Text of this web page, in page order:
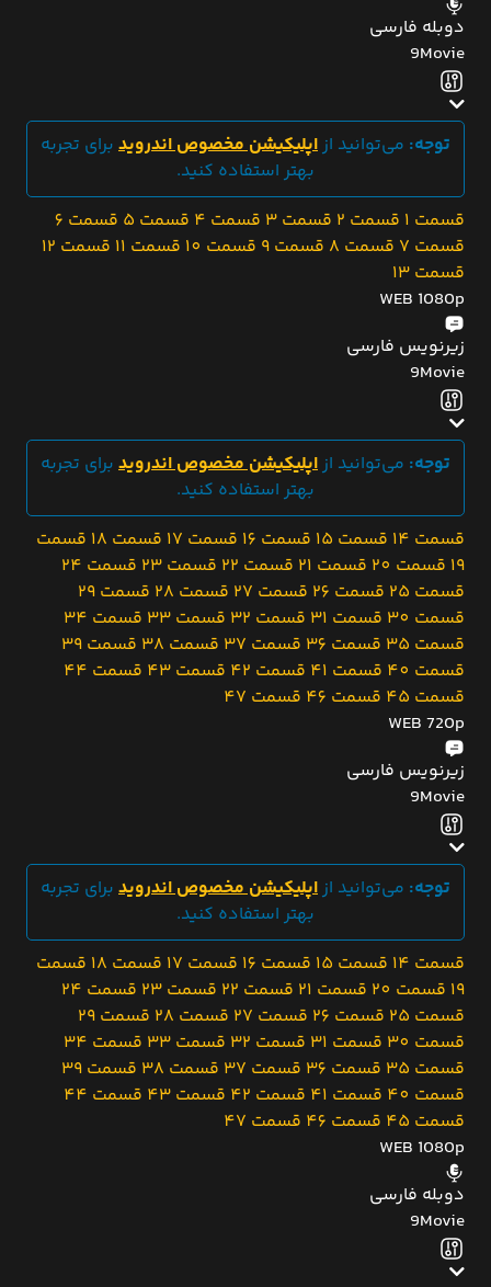
دوبله فارسی
9Movie
توجه: می‌توانید ازاپلیکیشن مخصوص اندروید برای تجربه
بهتر استفاده کنید.
قسمت 1 قسمت 2 قسمت 3 قسمت 4 قسمت 5
قسمت 6
قسمت 7
قسمت 8 قسمت 9 قسمت 10 قسمت 11
قسمت 12
قسمت 13
WEB 1080p
زیرنویس فارسی
9Movie
توجه: می‌توانید ازاپلیکیشن مخصوص اندروید برای تجربه
بهتر استفاده کنید.
قسمت 14
قسمت 15 قسمت 16 قسمت 17 قسمت 18
قسمت
19 قسمت 20 قسمت 21 قسمت 22 قسمت 23
قسمت 24
قسمت 25
قسمت 26 قسمت 27 قسمت 28
قسمت 29
قسمت 30
قسمت 31 قسمت 32 قسمت 33
قسمت 34
قسمت 35
قسمت 36 قسمت 37 قسمت 38
قسمت 39
قسمت 40
قسمت 41 قسمت 42 قسمت 43
قسمت 44
قسمت 45
قسمت 46
قسمت 47
WEB 720p
زیرنویس فارسی
9Movie
توجه: می‌توانید ازاپلیکیشن مخصوص اندروید برای تجربه
بهتر استفاده کنید.
قسمت 14
قسمت 15 قسمت 16 قسمت 17 قسمت 18
قسمت
19 قسمت 20 قسمت 21 قسمت 22 قسمت 23
قسمت 24
قسمت 25
قسمت 26 قسمت 27 قسمت 28
قسمت 29
قسمت 30
قسمت 31 قسمت 32 قسمت 33
قسمت 34
قسمت 35
قسمت 36 قسمت 37 قسمت 38
قسمت 39
قسمت 40
قسمت 41 قسمت 42 قسمت 43
قسمت 44
قسمت 45
قسمت 46
قسمت 47
WEB 1080p
دوبله فارسی
9Movie